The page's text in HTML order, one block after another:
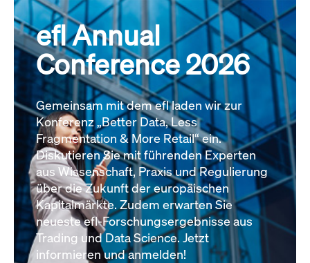
efl Annual
Conference 2026
Gemeinsam mit dem efl laden wir zur
Konferenz „Better Data, Less
Fragmentation & More Retail“ ein.
Diskutieren Sie mit führenden Experten
aus Wissenschaft, Praxis und Regulierung
über die Zukunft der europäischen
Kapitalmärkte. Zudem erwarten Sie
neueste efl-Forschungsergebnisse aus
Trading und Data Science. Jetzt
informieren und anmelden!